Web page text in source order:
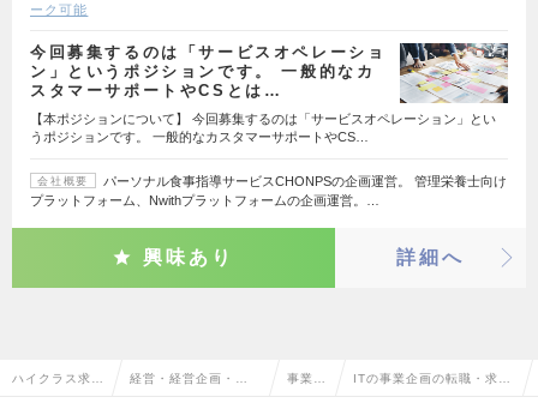
ーク可能
今回募集するのは「サービスオペレーショ
ン」というポジションです。 一般的なカ
スタマーサポートやCSとは…
【本ポジションについて】 今回募集するのは「サービスオペレーション」とい
うポジションです。 一般的なカスタマーサポートやCS…
会社概要
パーソナル食事指導サービスCHONPSの企画運営。 管理栄養士向け
プラットフォーム、Nwithプラットフォームの企画運営。…
興味あり 詳細へ
ハイクラス求人 経営・経営企画・事 事業企 ITの事業企画の転職・求人